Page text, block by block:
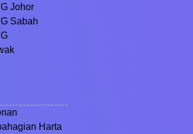
Johor
Sabah
Harta